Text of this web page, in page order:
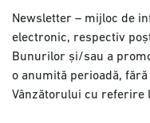
Newsletter – mijloc de
electronic, respectiv
Bunurilor și/sau a
o anumită perioadă,
Vânzătorului cu referire